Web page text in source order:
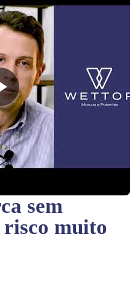
sem
risco muito